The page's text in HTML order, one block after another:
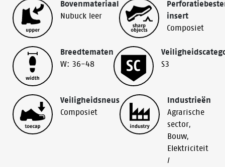
Bovenmateriaal
Nubuck leer
insert
Composiet
Breedtematen
W: 36-48
S3
Veiligheidsneus
Composiet
Industrieën
Agrarische
sector,
Bouw,
Elektriciteit
/